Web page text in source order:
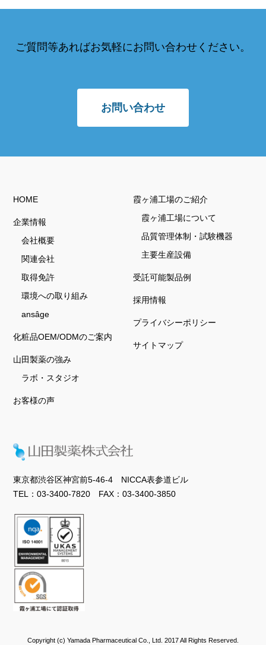
ご質問等あればお気軽にお問い合わせください。
お問い合わせ
HOME
企業情報
会社概要
関連会社
取得免許
環境への取り組み
ansâge
化粧品OEM/ODMのご案内
山田製薬の強み
ラボ・スタジオ
お客様の声
霞ヶ浦工場のご紹介
霞ヶ浦工場について
品質管理体制・試験機器
主要生産設備
受託可能製品例
採用情報
プライバシーポリシー
サイトマップ
東京都渋谷区神宮前5-46-4 NICCA表参道ビル
TEL：03-3400-7820 FAX：03-3400-3850
Copyright (c) Yamada Pharmaceutical Co., Ltd. 2017 All Rights Reserved.